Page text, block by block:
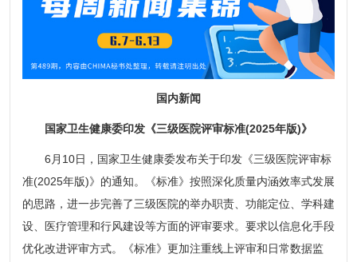
国内新闻
国家卫生健康委印发《三级医院评审标准(2025年版)》
6月10日，国家卫生健康委发布关于印发《三级医院评审标
准(2025年版)》的通知。《标准》按照深化质量内涵效率式发展
的思路，进一步完善了三级医院的举办职责、功能定位、学科建
设、医疗管理和行风建设等方面的评审要求。要求以信息化手段
优化改进评审方式。《标准》更加注重线上评审和日常数据监